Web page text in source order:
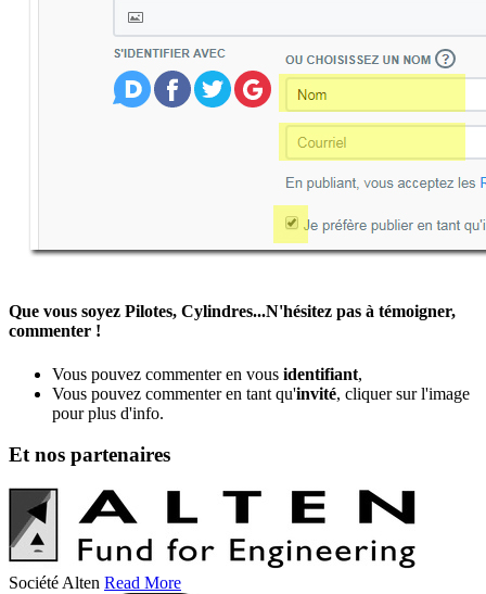
Que vous soyez Pilotes, Cylindres...N'hésitez pas à témoigner,
commenter !
Vous pouvez commenter en vous identifiant,
Vous pouvez commenter en tant qu'invité, cliquer sur l'image
pour plus d'info.
Et nos partenaires
Société Alten Read More